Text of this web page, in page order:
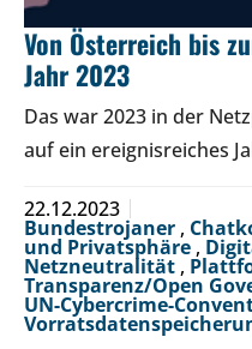
Von Österreich bis
Jahr 2023
Das war 2023 in der
auf ein ereignisreiches
22.12.2023
Bundestrojaner ,
und Privatsphäre ,
Netzneutralität ,
Transparenz/Open
UN-Cybercrime-